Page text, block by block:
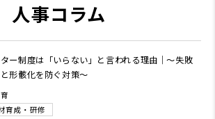
人事コラム
ー制度は「いらない」と言われる理由｜～失敗
形骸化を防ぐ対策～
育成・研修